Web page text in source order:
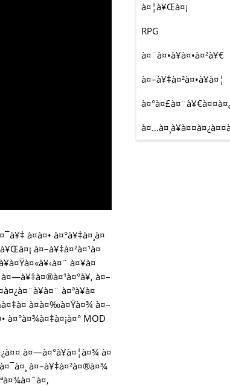
à¤à¤• à¤°à¥‡à¤¸à¤
à¤–à¥‡à¤²à¤¹à¤
à¤¥à¤
à¤–
à¤ªà¥à¤
à¤à¤‰à¤Ÿà¤¾ à¤–
à¤°à¤¾à¤‡à¤¡à¤° MOD
à¤—à¤°à¥à¤¦à¤¾ à¤
à¤–à¥‡à¤²à¤®à¤¾
à¤¦à¥Œà¤¡
RPG
à¤¨à¤•à¥à¤•à¤²à¥€
à¤–à¥‡à¤²à¤•à¥à¤¦